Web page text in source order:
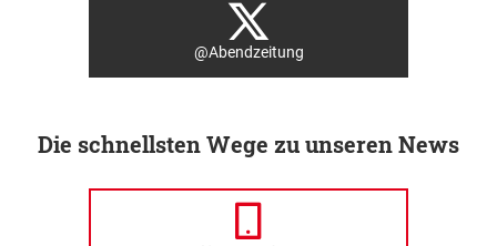
@Abendzeitung
Die schnellsten Wege zu unseren News